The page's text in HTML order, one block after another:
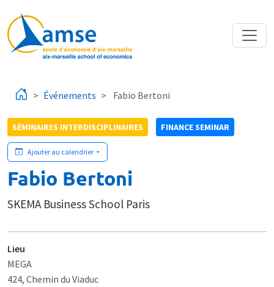
Événements Fabio Bertoni
SÉMINAIRES INTERDISCIPLINAIRES FINANCE SEMINAR
Ajouter au calendrier
Fabio Bertoni
SKEMA Business School Paris
Lieu
MEGA
424, Chemin du Viaduc